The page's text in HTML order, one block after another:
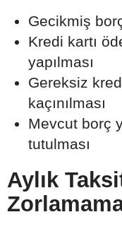
Gecikmiş
Kredi kartı
yapılması
Gereksiz
kaçınılması
Mevcut borç
tutulması
Aylık